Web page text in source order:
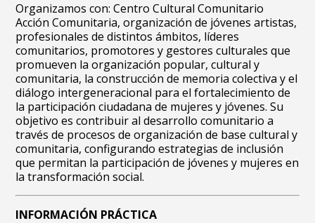
Organizamos con: Centro Cultural Comunitario
Acción Comunitaria, organización de jóvenes artistas,
profesionales de distintos ámbitos, líderes
comunitarios, promotores y gestores culturales que
promueven la organización popular, cultural y
comunitaria, la construcción de memoria colectiva y el
diálogo intergeneracional para el fortalecimiento de
la participación ciudadana de mujeres y jóvenes. Su
objetivo es contribuir al desarrollo comunitario a
través de procesos de organización de base cultural y
comunitaria, configurando estrategias de inclusión
que permitan la participación de jóvenes y mujeres en
la transformación social.
INFORMACIÓN PRÁCTICA